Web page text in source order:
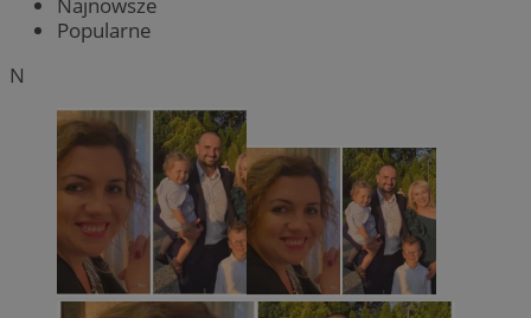
Najnowsze
Popularne
N